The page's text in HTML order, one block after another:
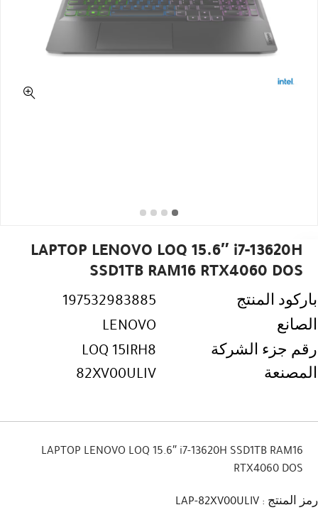
LAPTOP LENOVO LOQ 15.6″ i7-13620H
SSD1TB RAM16 RTX4060 DOS
باركود المنتج
197532983885
الصانع
LENOVO
رقم جزء الشركة
المصنعة
LOQ 15IRH8
82XV00ULIV
LAPTOP LENOVO LOQ 15.6″ i7-13620H SSD1TB RAM16
RTX4060 DOS
رمز المنتج : LAP-82XV00ULIV